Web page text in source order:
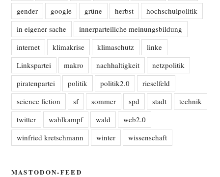
gender
google grüne herbst
hochschulpolitik
in eigener sache
innerparteiliche meinungsbildung
internet
klimakrise klimaschutz
linke
Linkspartei
makro nachhaltigkeit
netzpolitik
piratenpartei
politik politik2.0
rieselfeld
science fiction
sf sommer spd stadt
technik
twitter
wahlkampf wald
web2.0
winfried kretschmann
winter wissenschaft
MASTODON-FEED